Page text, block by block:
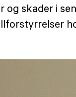
skader i